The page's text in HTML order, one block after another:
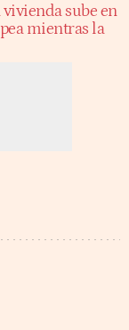
sube en
mientras la